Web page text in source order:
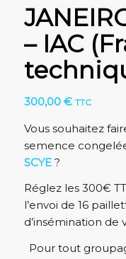
– IAC
300,00 € TTC
Vous souhaitez
semence
SCYE ?
Réglez les 300€
l’envoi de 16
d’insémination de
Pour tout